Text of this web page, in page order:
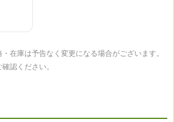
在庫は予告なく変更になる場合がございます。
認ください。